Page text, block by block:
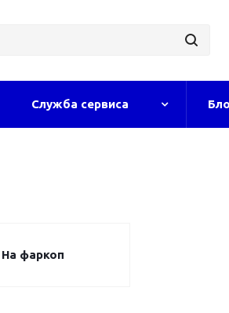
Служба сервиса
На фаркоп